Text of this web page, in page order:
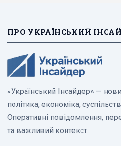
ПРО УКРАЇНСЬКИЙ
«Український Інсайдер» —
політика, економіка,
Оперативні повідомлення,
та важливий контекст.